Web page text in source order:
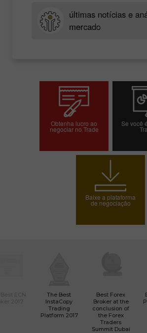
últimas notícias e
mercado
Obtenha lucro ao
negociar no Trade
Se você
Baixe a plataforma
de negociação
The Best
InstaCopy
Trading
Platform 2017
Best Forex
Broker at the
conclusion of
the Forex
Traders
Summit Dubai